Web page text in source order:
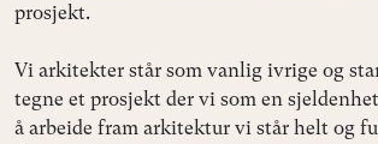
prosjekt.
Vi arkitekter står som vanlig ivrige og
tegne et prosjekt der vi som en
å arbeide fram arkitektur vi står helt og